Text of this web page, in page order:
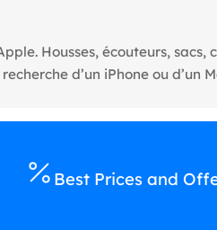
Housses, écouteurs, sacs,
d’un iPhone ou d’un
Best Prices and